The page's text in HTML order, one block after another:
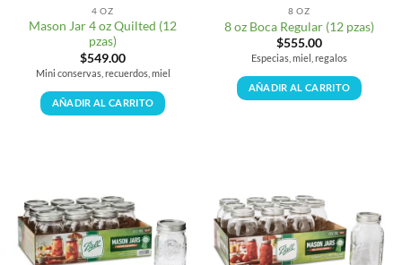
4 OZ
Mason Jar 4 oz Quilted (12
pzas)
$549.00
Mini conservas, recuerdos, miel
AÑADIR AL CARRITO
8 OZ
8 oz Boca Regular (12 pzas)
$555.00
Especias, miel, regalos
AÑADIR AL CARRITO